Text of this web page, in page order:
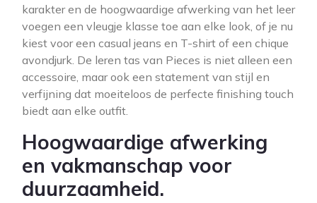
karakter en de hoogwaardige afwerking van het leer
voegen een vleugje klasse toe aan elke look, of je nu
kiest voor een casual jeans en T-shirt of een chique
avondjurk. De leren tas van Pieces is niet alleen een
accessoire, maar ook een statement van stijl en
verfijning dat moeiteloos de perfecte finishing touch
biedt aan elke outfit.
Hoogwaardige afwerking
en vakmanschap voor
duurzaamheid.